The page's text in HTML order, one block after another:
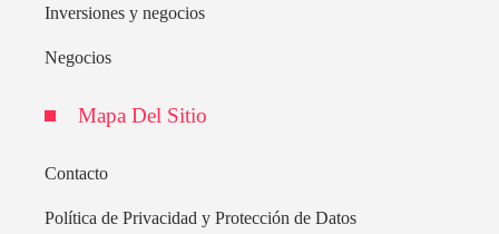
Inversiones y negocios
Negocios
Mapa Del Sitio
Contacto
Política de Privacidad y Protección de Datos